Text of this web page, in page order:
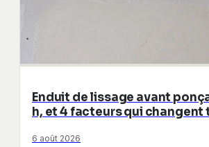
Enduit de lissage avant
h, et 4 facteurs qui changent
6 août 2026